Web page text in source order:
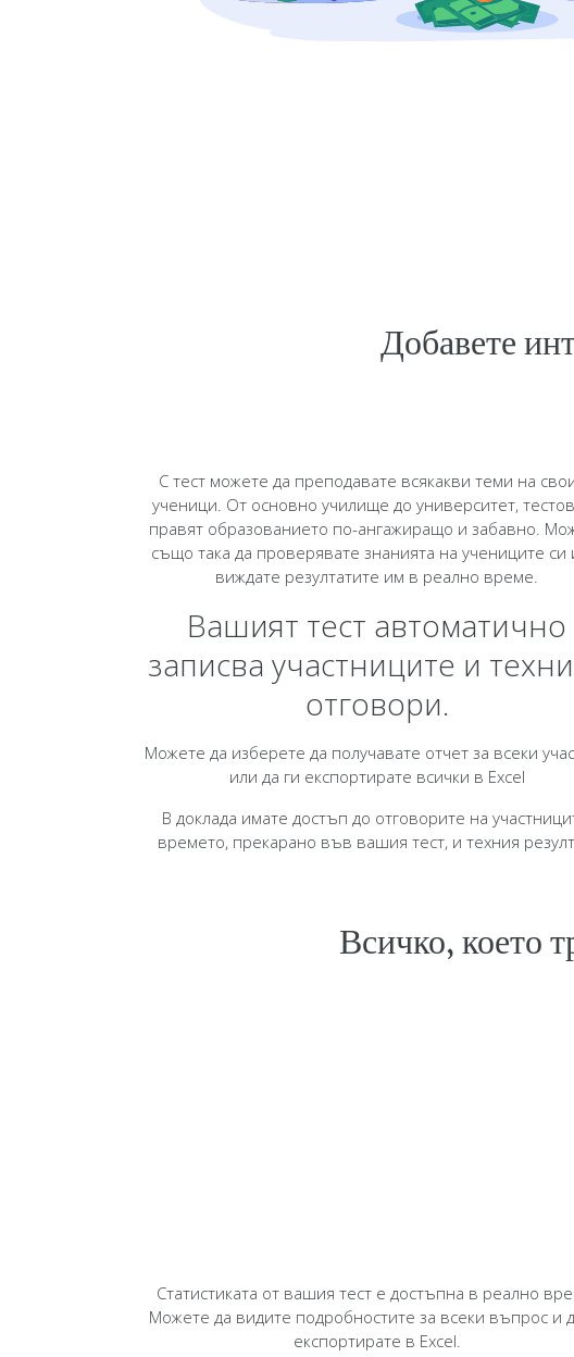
Добавете
С тест можете да преподавате всякакви теми на
ученици. От основно училище до университет,
правят образованието по-ангажиращо и забавно.
също така да проверявате знанията на учениците си
виждате резултатите им в реално време.
Вашият тест автоматично
записва участниците и
отговори.
Можете да изберете да получавате отчет за всеки
или да ги експортирате всички в Excel
В доклада имате достъп до отговорите на
времето, прекарано във вашия тест, и техния
Всичко, което
Статистиката от вашия тест е достъпна в реално
Можете да видите подробностите за всеки въпрос и
експортирате в Excel.